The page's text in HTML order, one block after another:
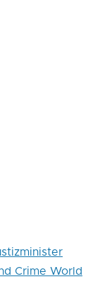
Crime World